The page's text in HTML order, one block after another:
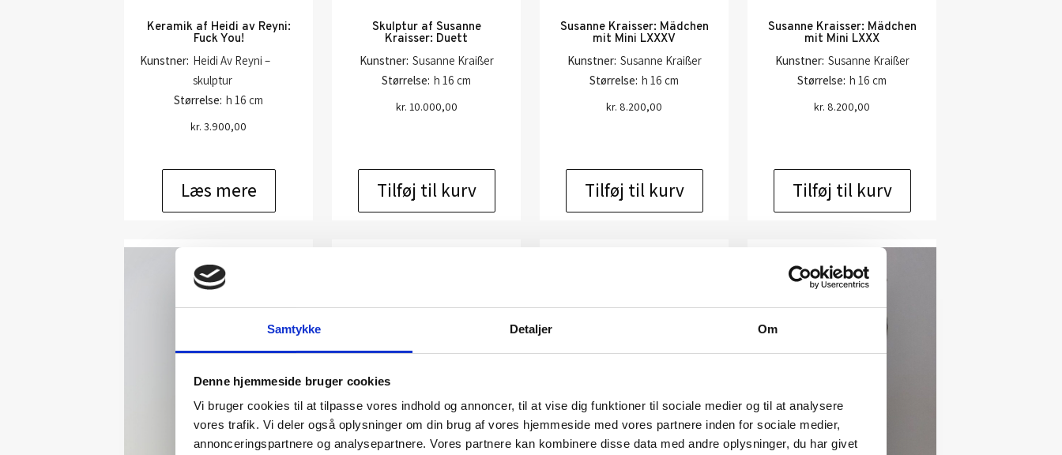
Samtykke Detaljer Om
Denne hjemmeside bruger cookies
Vi bruger cookies til at tilpasse vores indhold og annoncer, til at vise dig funktioner til sociale medier og til at analysere
vores trafik. Vi deler også oplysninger om din brug af vores hjemmeside med vores partnere inden for sociale medier,
annonceringspartnere og analysepartnere. Vores partnere kan kombinere disse data med andre oplysninger, du har givet
Keramik af Heidi av Reyni:
Fuck You!
Kunstner: Heidi Av Reyni –
skulptur
Størrelse: h 16 cm
kr. 3.900,00
Læs mere
Skulptur af Susanne
Kraisser: Duett
Kunstner: Susanne Kraißer
Størrelse: h 16 cm
kr. 10.000,00
Tilføj til kurv
Susanne Kraisser: Mädchen
mit Mini LXXXV
Kunstner: Susanne Kraißer
Størrelse: h 16 cm
kr. 8.200,00
Tilføj til kurv
Susanne Kraisser: Mädchen
mit Mini LXXX
Kunstner: Susanne Kraißer
Størrelse: h 16 cm
kr. 8.200,00
Tilføj til kurv